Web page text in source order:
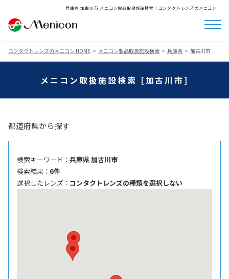
兵庫県 加古川市 メニコン製品取扱施設検索│コンタクトレンズのメニコン
コンタクトレンズのメニコン HOME メニコン製品取扱施設検索 兵庫県 加古川市
メニコン取扱施設検索 [加古川市]
都道府県から探す
検索キーワード ： 兵庫県 加古川市
検索結果 ： 6件
選択したレンズ ： コンタクトレンズの種類を選択しない